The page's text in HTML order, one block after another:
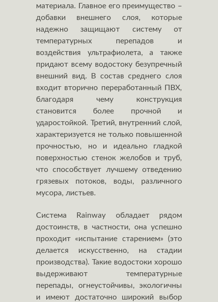
материала. Главное его преимущество –
добавки внешнего слоя, которые
надежно защищают систему от
температурных перепадов и
воздействия ультрафиолета, а также
придают всему водостоку безупречный
внешний вид. В состав среднего слоя
входит вторично переработанный ПВХ,
благодаря чему конструкция
становится более прочной и
ударостойкой. Третий, внутренний слой,
характеризуется не только повышенной
прочностью, но и идеально гладкой
поверхностью стенок желобов и труб,
что способствует лучшему отведению
грязевых потоков, воды, различного
мусора, листьев.
Система Rainway обладает рядом
достоинств, в частности, она успешно
проходит «испытание старением» (это
делается искусственно, на стадии
производства). Такие водостоки хорошо
выдерживают температурные
перепады, огнеустойчивы, экологичны
и имеют достаточно широкий выбор